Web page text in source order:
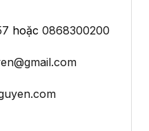
hoặc 0868300200